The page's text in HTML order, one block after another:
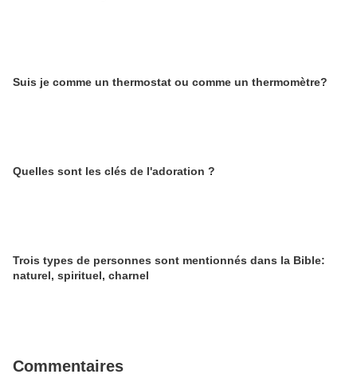
Suis je comme un thermostat ou comme un thermomètre?
Quelles sont les clés de l'adoration ?
Trois types de personnes sont mentionnés dans la Bible:
naturel, spirituel, charnel
Commentaires